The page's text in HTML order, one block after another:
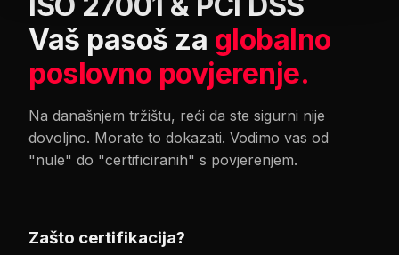
Vaš pasoš za globalno
poslovno povjerenje.
Na današnjem tržištu, reći da ste sigurni nije
dovoljno. Morate to dokazati. Vodimo vas od
"nule" do "certificiranih" s povjerenjem.
Zašto certifikacija?